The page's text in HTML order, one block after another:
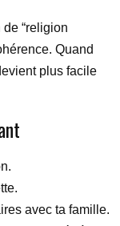
“religion
Quand
plus facile
avec ta famille.